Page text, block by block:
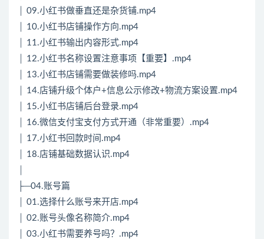
│ 09.小红书做垂直还是杂货铺.mp4
│ 10.小红书店铺操作方向.mp4
│ 11.小红书输出内容形式.mp4
│ 12.小红书名称设置注意事项【重要】.mp4
│ 13.小红书店铺需要做装修吗.mp4
│ 14.店铺升级个体户+信息公示修改+物流方案设置.mp4
│ 15.小红书店铺后台登录.mp4
│ 16.微信支付宝支付方式开通（非常重要）.mp4
│ 17.小红书回款时间.mp4
│ 18.店铺基础数据认识.mp4
├─04.账号篇
│ 01.选择什么账号来开店.mp4
│ 02.账号头像名称简介.mp4
│ 03.小红书需要养号吗？.mp4